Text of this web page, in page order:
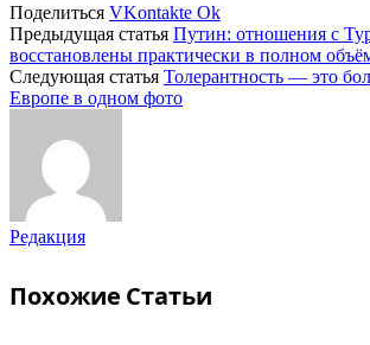
Поделиться VKontakte Ok
Предыдущая статья Путин: отношения с
восстановлены практически в полном
Следующая статья Толерантность — это
Европе в одном фото
Редакция
Похожие Статьи